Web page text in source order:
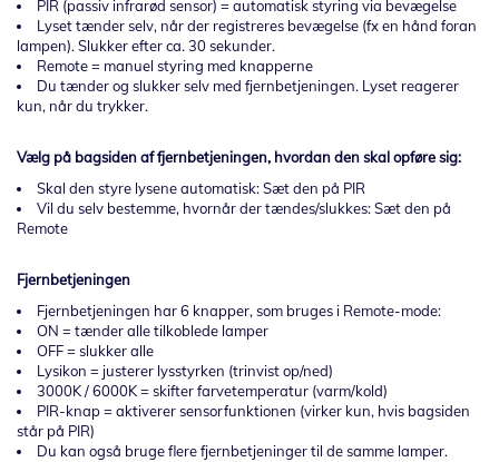
PIR (passiv infrarød sensor) = automatisk styring via bevægelse
Lyset tænder selv, når der registreres bevægelse (fx en hånd foran
lampen). Slukker efter ca. 30 sekunder.
Remote = manuel styring med knapperne
Du tænder og slukker selv med fjernbetjeningen. Lyset reagerer
kun, når du trykker.
Vælg på bagsiden af fjernbetjeningen, hvordan den skal opføre sig:
Skal den styre lysene automatisk: Sæt den på PIR
Vil du selv bestemme, hvornår der tændes/slukkes: Sæt den på
Remote
Fjernbetjeningen
Fjernbetjeningen har 6 knapper, som bruges i Remote-mode:
ON = tænder alle tilkoblede lamper
OFF = slukker alle
Lysikon = justerer lysstyrken (trinvist op/ned)
3000K / 6000K = skifter farvetemperatur (varm/kold)
PIR-knap = aktiverer sensorfunktionen (virker kun, hvis bagsiden
står på PIR)
Du kan også bruge flere fjernbetjeninger til de samme lamper.